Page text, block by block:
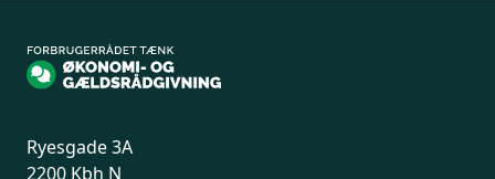
Ryesgade 3A
2200 Kbh N